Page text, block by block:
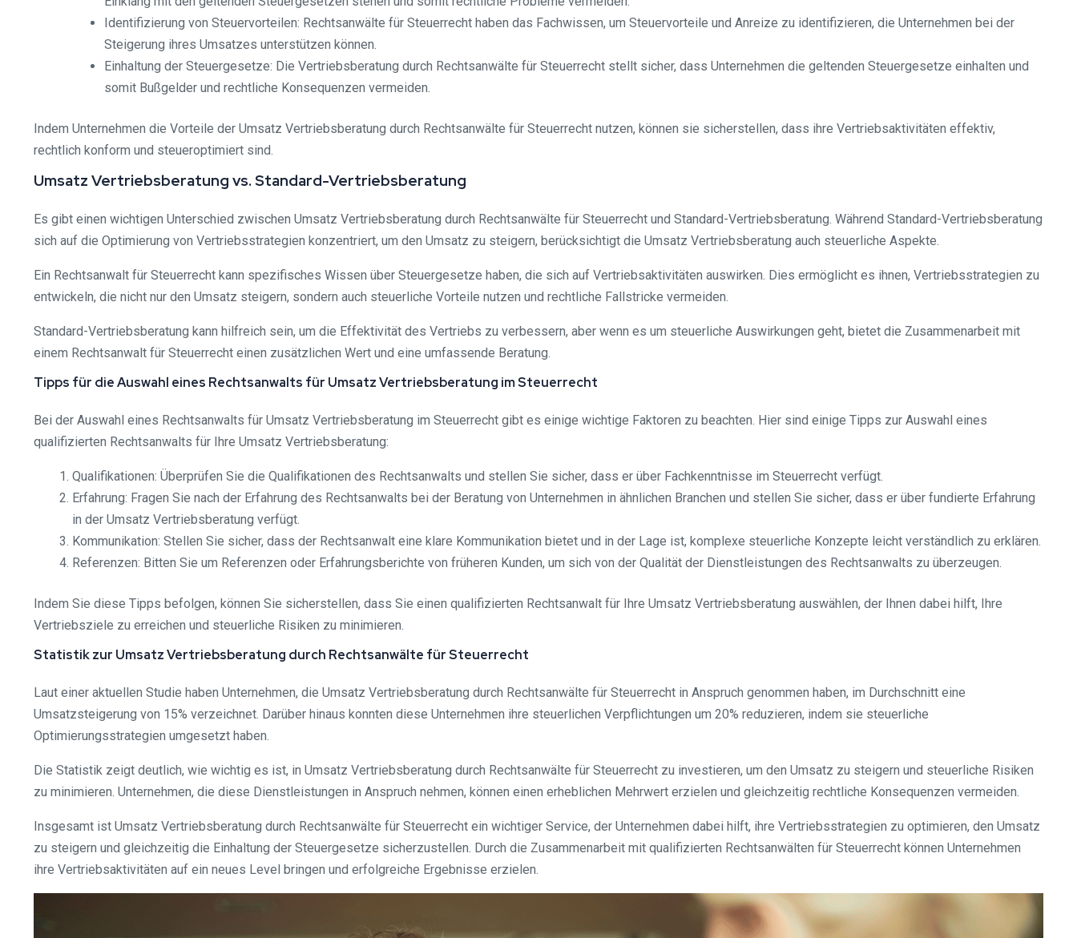
Identifizierung von Steuervorteilen: Rechtsanwälte für Steuerrecht haben das Fachwissen, um Steuervorteile und Anreize zu identifizieren, die Unternehmen bei der
Steigerung ihres Umsatzes unterstützen können.
Einhaltung der Steuergesetze: Die Vertriebsberatung durch Rechtsanwälte für Steuerrecht stellt sicher, dass Unternehmen die geltenden Steuergesetze einhalten und
somit Bußgelder und rechtliche Konsequenzen vermeiden.
Indem Unternehmen die Vorteile der Umsatz Vertriebsberatung durch Rechtsanwälte für Steuerrecht nutzen, können sie sicherstellen, dass ihre Vertriebsaktivitäten effektiv,
rechtlich konform und steueroptimiert sind.
Umsatz Vertriebsberatung vs. Standard-Vertriebsberatung
Es gibt einen wichtigen Unterschied zwischen Umsatz Vertriebsberatung durch Rechtsanwälte für Steuerrecht und Standard-Vertriebsberatung. Während Standard-Vertriebsberatung
sich auf die Optimierung von Vertriebsstrategien konzentriert, um den Umsatz zu steigern, berücksichtigt die Umsatz Vertriebsberatung auch steuerliche Aspekte.
Ein Rechtsanwalt für Steuerrecht kann spezifisches Wissen über Steuergesetze haben, die sich auf Vertriebsaktivitäten auswirken. Dies ermöglicht es ihnen, Vertriebsstrategien zu
entwickeln, die nicht nur den Umsatz steigern, sondern auch steuerliche Vorteile nutzen und rechtliche Fallstricke vermeiden.
Standard-Vertriebsberatung kann hilfreich sein, um die Effektivität des Vertriebs zu verbessern, aber wenn es um steuerliche Auswirkungen geht, bietet die Zusammenarbeit mit
einem Rechtsanwalt für Steuerrecht einen zusätzlichen Wert und eine umfassende Beratung.
Tipps für die Auswahl eines Rechtsanwalts für Umsatz Vertriebsberatung im Steuerrecht
Bei der Auswahl eines Rechtsanwalts für Umsatz Vertriebsberatung im Steuerrecht gibt es einige wichtige Faktoren zu beachten. Hier sind einige Tipps zur Auswahl eines
qualifizierten Rechtsanwalts für Ihre Umsatz Vertriebsberatung:
Qualifikationen: Überprüfen Sie die Qualifikationen des Rechtsanwalts und stellen Sie sicher, dass er über Fachkenntnisse im Steuerrecht verfügt.
Erfahrung: Fragen Sie nach der Erfahrung des Rechtsanwalts bei der Beratung von Unternehmen in ähnlichen Branchen und stellen Sie sicher, dass er über fundierte Erfahrung
in der Umsatz Vertriebsberatung verfügt.
Kommunikation: Stellen Sie sicher, dass der Rechtsanwalt eine klare Kommunikation bietet und in der Lage ist, komplexe steuerliche Konzepte leicht verständlich zu erklären.
Referenzen: Bitten Sie um Referenzen oder Erfahrungsberichte von früheren Kunden, um sich von der Qualität der Dienstleistungen des Rechtsanwalts zu überzeugen.
Indem Sie diese Tipps befolgen, können Sie sicherstellen, dass Sie einen qualifizierten Rechtsanwalt für Ihre Umsatz Vertriebsberatung auswählen, der Ihnen dabei hilft, Ihre
Vertriebsziele zu erreichen und steuerliche Risiken zu minimieren.
Statistik zur Umsatz Vertriebsberatung durch Rechtsanwälte für Steuerrecht
Laut einer aktuellen Studie haben Unternehmen, die Umsatz Vertriebsberatung durch Rechtsanwälte für Steuerrecht in Anspruch genommen haben, im Durchschnitt eine
Umsatzsteigerung von 15% verzeichnet. Darüber hinaus konnten diese Unternehmen ihre steuerlichen Verpflichtungen um 20% reduzieren, indem sie steuerliche
Optimierungsstrategien umgesetzt haben.
Die Statistik zeigt deutlich, wie wichtig es ist, in Umsatz Vertriebsberatung durch Rechtsanwälte für Steuerrecht zu investieren, um den Umsatz zu steigern und steuerliche Risiken
zu minimieren. Unternehmen, die diese Dienstleistungen in Anspruch nehmen, können einen erheblichen Mehrwert erzielen und gleichzeitig rechtliche Konsequenzen vermeiden.
Insgesamt ist Umsatz Vertriebsberatung durch Rechtsanwälte für Steuerrecht ein wichtiger Service, der Unternehmen dabei hilft, ihre Vertriebsstrategien zu optimieren, den Umsatz
zu steigern und gleichzeitig die Einhaltung der Steuergesetze sicherzustellen. Durch die Zusammenarbeit mit qualifizierten Rechtsanwälten für Steuerrecht können Unternehmen
ihre Vertriebsaktivitäten auf ein neues Level bringen und erfolgreiche Ergebnisse erzielen.